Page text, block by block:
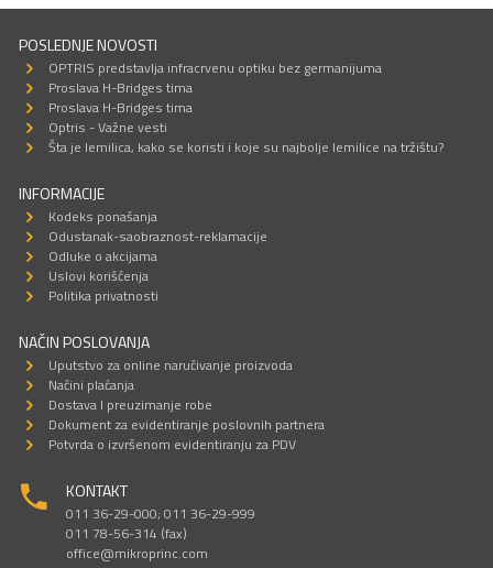
POSLEDNJE NOVOSTI
OPTRIS predstavlja infracrvenu optiku bez germanijuma
Proslava H-Bridges tima
Proslava H-Bridges tima
Optris - Važne vesti
Šta je lemilica, kako se koristi i koje su najbolje lemilice na tržištu?
INFORMACIJE
Kodeks ponašanja
Odustanak-saobraznost-reklamacije
Odluke o akcijama
Uslovi korišćenja
Politika privatnosti
NAČIN POSLOVANJA
Uputstvo za online naručivanje proizvoda
Načini plaćanja
Dostava I preuzimanje robe
Dokument za evidentiranje poslovnih partnera
Potvrda o izvršenom evidentiranju za PDV
KONTAKT
011 36-29-000; 011 36-29-999
011 78-56-314 (fax)
office@mikroprinc.com